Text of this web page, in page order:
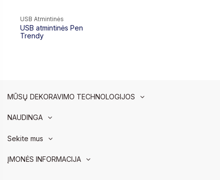
USB Atmintinės
USB atmintinės Pen
Trendy
MŪSŲ DEKORAVIMO TECHNOLOGIJOS
NAUDINGA
Sekite mus
ĮMONĖS INFORMACIJA